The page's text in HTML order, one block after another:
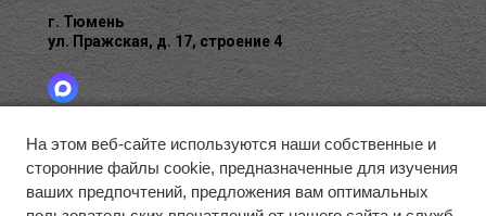
г. Тюмень
ул. Пражская, д. 17, строение 4
ГАЛЕРЕЯ
КОНТАКТЫ
БЛАГОУСТРОЙСТВО
КАК ЗАКАЗАТЬ
ГЛАВНАЯ
О КОМПАНИИ
На этом веб-сайте используются наши собственные и
сторонние файлы cookie, предназначенные для изучения
ваших предпочтений, предложения вам оптимальных